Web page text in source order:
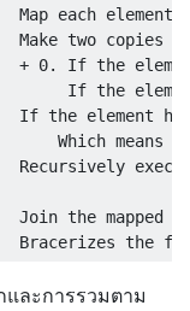
each element
Make two copies
+ 0. If the
If the
If the element
Which means
Recursively
Join the mapped
ละการรวมตาม